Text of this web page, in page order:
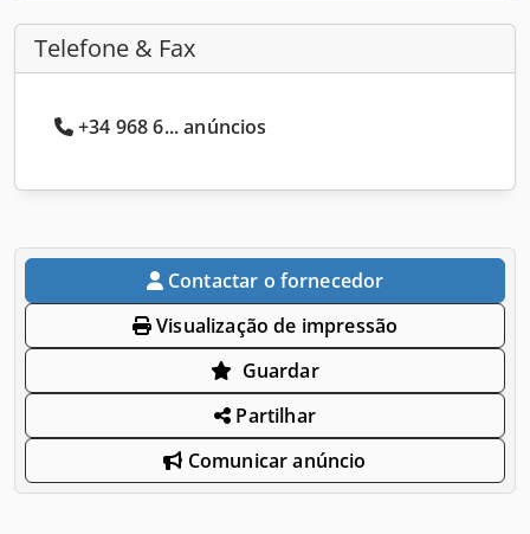
Telefone & Fax
+34 968 6... anúncios
Contactar o fornecedor
Visualização de impressão
Guardar
Partilhar
Comunicar anúncio